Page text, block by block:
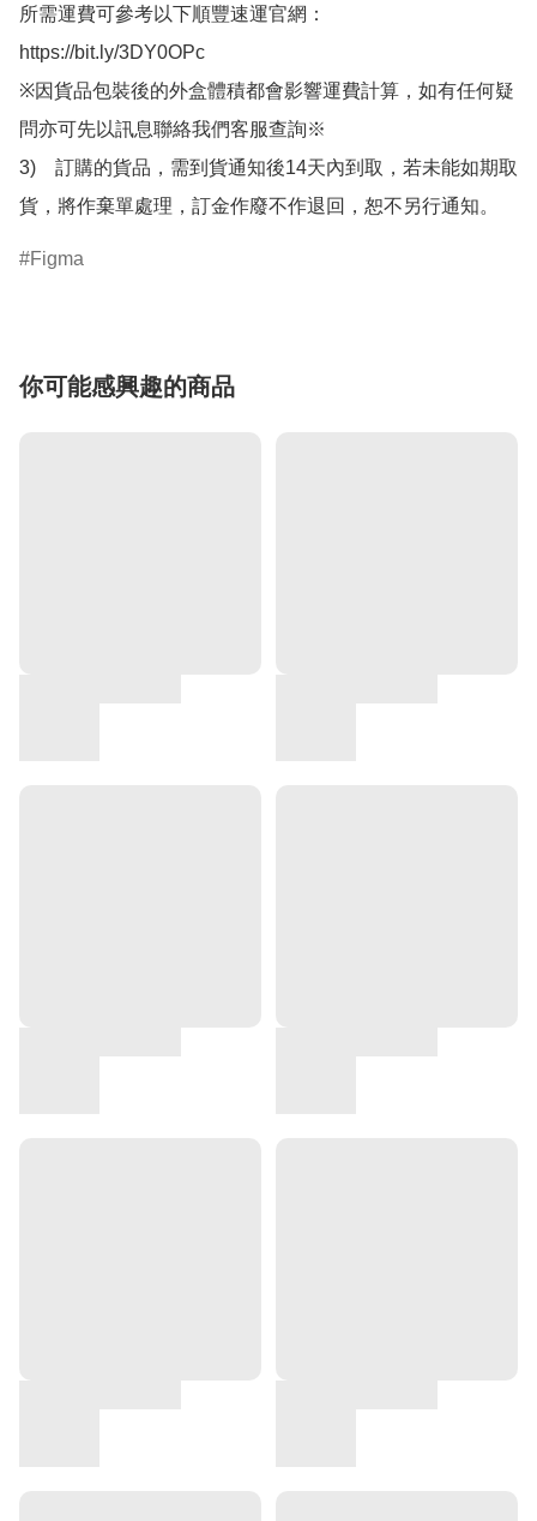
所需運費可參考以下順豐速運官網：
https://bit.ly/3DY0OPc
※因貨品包裝後的外盒體積都會影響運費計算，如有任何疑
問亦可先以訊息聯絡我們客服查詢※
3)　訂購的貨品，需到貨通知後14天內到取，若未能如期取
貨，將作棄單處理，訂金作廢不作退回，恕不另行通知。
Figma
你可能感興趣的商品